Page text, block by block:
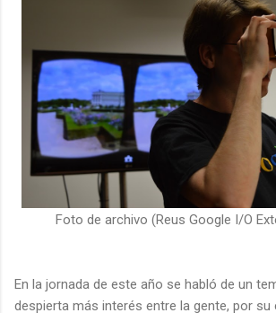
Foto de archivo (Reus Google I/O
En la jornada de este año se habló de un
despierta más interés entre la gente, por su